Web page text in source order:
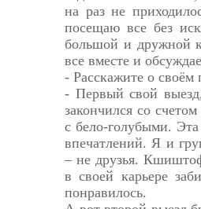
на раз не
посещаю все без
большой и дружной
все вместе и
- Расскажите о своём
- Первый свой
закончился со
с бело-голубыми.
впечатлений. Я и
– не друзья.
в своей карьере
понравилось.